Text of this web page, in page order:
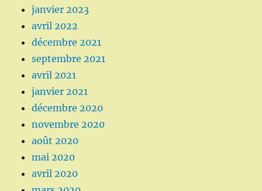
janvier 2023
avril 2022
décembre 2021
septembre 2021
avril 2021
janvier 2021
décembre 2020
novembre 2020
août 2020
mai 2020
avril 2020